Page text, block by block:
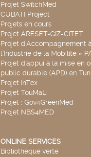
Projet SwitchMed
CUBATI Project
Projets en cours
Projet ARESET-GIZ-CITET
Projet d’Accompagnement
l’Industrie de la Mobilité «
Projet d'appui à la mise en
public durable (APD) en
Projet InTex
Projet TouMaLi
Projet : Gov4GreenMed
Projet NBS4MED
ONLINE SERVICES
Bibliothèque verte